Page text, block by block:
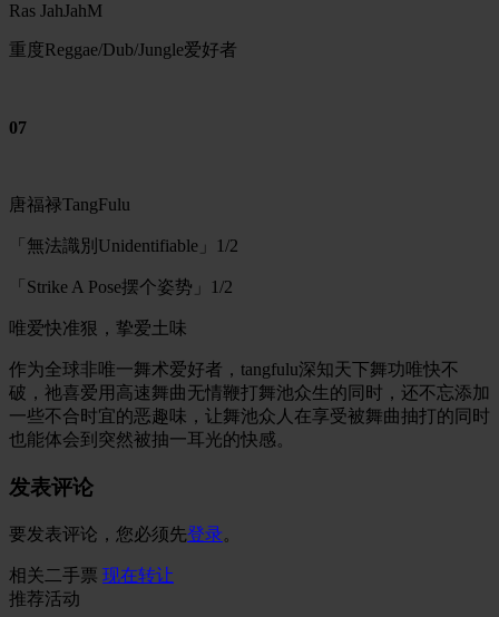
Ras JahJahM
重度Reggae/Dub/Jungle爱好者
07
唐福禄TangFulu
「無法識別Unidentifiable」1/2
「Strike A Pose摆个姿势」1/2
唯爱快准狠，挚爱土味
作为全球非唯一舞术爱好者，tangfulu深知天下舞功唯快不
破，祂喜爱用高速舞曲无情鞭打舞池众生的同时，还不忘添加
一些不合时宜的恶趣味，让舞池众人在享受被舞曲抽打的同时
也能体会到突然被抽一耳光的快感。
发表评论
要发表评论，您必须先登录。
相关二手票 现在转让
推荐活动